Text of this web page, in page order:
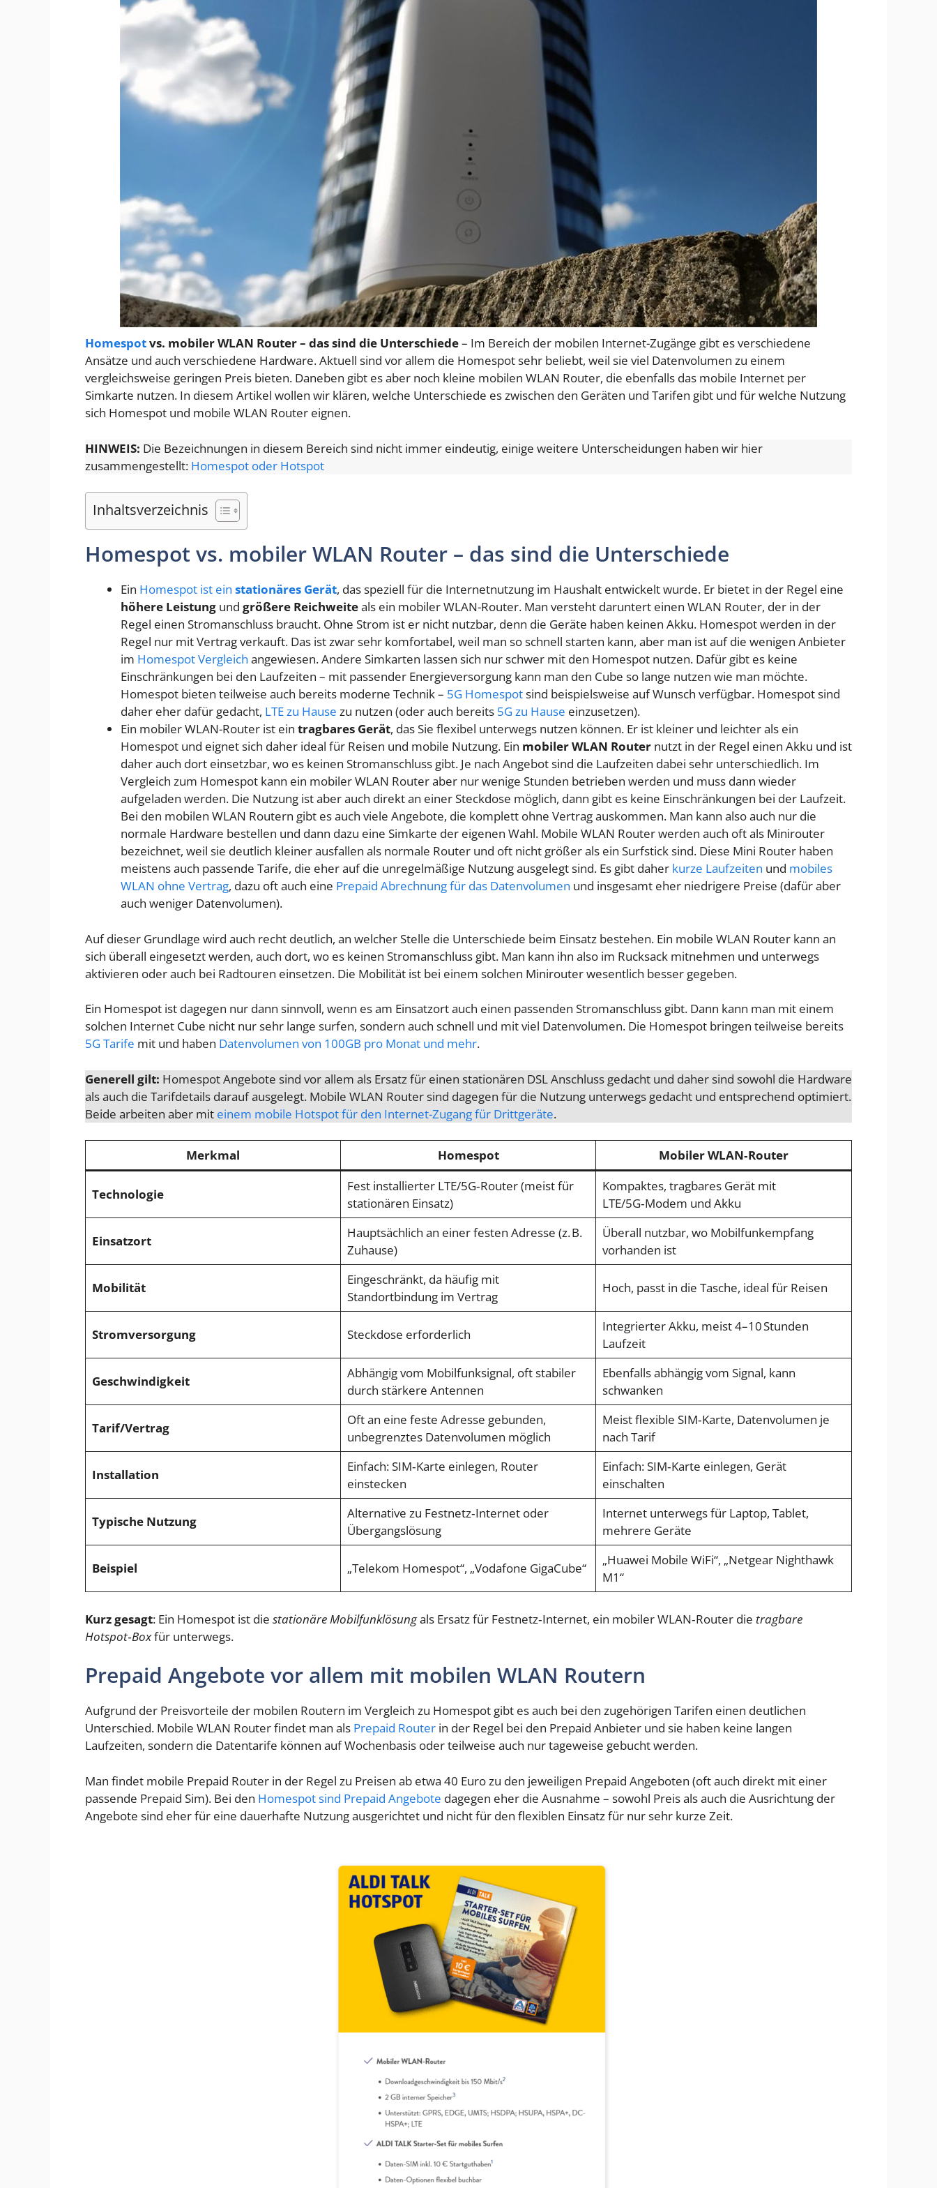
Homespotvs. mobiler WLAN Router – das sind die Unterschiede– Im Bereich der mobilen Internet-Zugänge gibt es verschiedene
Ansätze und auch verschiedene Hardware. Aktuell sind vor allem die Homespot sehr beliebt, weil sie viel Datenvolumen zu einem
vergleichsweise geringen Preis bieten. Daneben gibt es aber noch kleine mobilen WLAN Router, die ebenfalls das mobile Internet per
Simkarte nutzen. In diesem Artikel wollen wir klären, welche Unterschiede es zwischen den Geräten und Tarifen gibt und für welche Nutzung
sich Homespot und mobile WLAN Router eignen.
HINWEIS: Die Bezeichnungen in diesem Bereich sind nicht immer eindeutig, einige weitere Unterscheidungen haben wir hier
zusammengestellt: Homespot oder Hotspot
Inhaltsverzeichnis
Homespot vs. mobiler WLAN Router – das sind die Unterschiede
Ein Homespot ist ein stationäres Gerät, das speziell für die Internetnutzung im Haushalt entwickelt wurde. Er bietet in der Regel eine
höhere Leistung und größere Reichweiteals ein mobiler WLAN-Router. Man versteht daruntert einen WLAN Router, der in der
Regel einen Stromanschluss braucht. Ohne Strom ist er nicht nutzbar, denn die Geräte haben keinen Akku. Homespot werden in der
Regel nur mit Vertrag verkauft. Das ist zwar sehr komfortabel, weil man so schnell starten kann, aber man ist auf die wenigen Anbieter
im Homespot Vergleich angewiesen. Andere Simkarten lassen sich nur schwer mit den Homespot nutzen. Dafür gibt es keine
Einschränkungen bei den Laufzeiten – mit passender Energieversorgung kann man den Cube so lange nutzen wie man möchte.
Homespot bieten teilweise auch bereits moderne Technik – 5G Homespotsind beispielsweise auf Wunsch verfügbar. Homespot sind
daher eher dafür gedacht, LTE zu Hause zu nutzen (oder auch bereits 5G zu Hause einzusetzen).
Ein mobiler WLAN-Router ist ein tragbares Gerät, das Sie flexibel unterwegs nutzen können. Er ist kleiner und leichter als ein
Homespot und eignet sich daher ideal für Reisen und mobile Nutzung. Ein mobiler WLAN Router nutzt in der Regel einen Akku und ist
daher auch dort einsetzbar, wo es keinen Stromanschluss gibt. Je nach Angebot sind die Laufzeiten dabei sehr unterschiedlich. Im
Vergleich zum Homespot kann ein mobiler WLAN Router aber nur wenige Stunden betrieben werden und muss dann wieder
aufgeladen werden. Die Nutzung ist aber auch direkt an einer Steckdose möglich, dann gibt es keine Einschränkungen bei der Laufzeit.
Bei den mobilen WLAN Routern gibt es auch viele Angebote, die komplett ohne Vertrag auskommen. Man kann also auch nur die
normale Hardware bestellen und dann dazu eine Simkarte der eigenen Wahl. Mobile WLAN Router werden auch oft als Minirouter
bezeichnet, weil sie deutlich kleiner ausfallen als normale Router und oft nicht größer als ein Surfstick sind. Diese Mini Router haben
meistens auch passende Tarife, die eher auf die unregelmäßige Nutzung ausgelegt sind. Es gibt daher kurze Laufzeiten und mobiles
WLAN ohne Vertrag, dazu oft auch eine Prepaid Abrechnung für das Datenvolumen und insgesamt eher niedrigere Preise (dafür aber
auch weniger Datenvolumen).
Auf dieser Grundlage wird auch recht deutlich, an welcher Stelle die Unterschiede beim Einsatz bestehen. Ein mobile WLAN Router kann an
sich überall eingesetzt werden, auch dort, wo es keinen Stromanschluss gibt. Man kann ihn also im Rucksack mitnehmen und unterwegs
aktivieren oder auch bei Radtouren einsetzen. Die Mobilität ist bei einem solchen Minirouter wesentlich besser gegeben.
Ein Homespot ist dagegen nur dann sinnvoll, wenn es am Einsatzort auch einen passenden Stromanschluss gibt. Dann kann man mit einem
solchen Internet Cube nicht nur sehr lange surfen, sondern auch schnell und mit viel Datenvolumen. Die Homespot bringen teilweise bereits
5G Tarife mit und haben Datenvolumen von 100GB pro Monat und mehr.
Generell gilt: Homespot Angebote sind vor allem als Ersatz für einen stationären DSL Anschluss gedacht und daher sind sowohl die Hardware
als auch die Tarifdetails darauf ausgelegt. Mobile WLAN Router sind dagegen für die Nutzung unterwegs gedacht und entsprechend optimiert.
Beide arbeiten aber mit einem mobile Hotspot für den Internet-Zugang für Drittgeräte.
Merkmal Homespot Mobiler WLAN‑Router
Technologie
Fest installierter LTE/5G‑Router (meist für
stationären Einsatz)
Kompaktes, tragbares Gerät mit
LTE/5G‑Modem und Akku
Einsatzort
Hauptsächlich an einer festen Adresse (z. B.
Zuhause)
Überall nutzbar, wo Mobilfunkempfang
vorhanden ist
Mobilität
Eingeschränkt, da häufig mit
Standortbindung im Vertrag
Hoch, passt in die Tasche, ideal für Reisen
Stromversorgung Steckdose erforderlich
Integrierter Akku, meist 4–10 Stunden
Laufzeit
Geschwindigkeit
Abhängig vom Mobilfunksignal, oft stabiler
durch stärkere Antennen
Ebenfalls abhängig vom Signal, kann
schwanken
Tarif/Vertrag
Oft an eine feste Adresse gebunden,
unbegrenztes Datenvolumen möglich
Meist flexible SIM‑Karte, Datenvolumen je
nach Tarif
Installation
Einfach: SIM‑Karte einlegen, Router
einstecken
Einfach: SIM‑Karte einlegen, Gerät
einschalten
Typische Nutzung
Alternative zu Festnetz‑Internet oder
Übergangslösung
Internet unterwegs für Laptop, Tablet,
mehrere Geräte
Beispiel „Telekom Homespot“, „Vodafone GigaCube“
„Huawei Mobile WiFi“, „Netgear Nighthawk
M1“
Kurz gesagt: Ein Homespot ist die stationäre Mobilfunklösungals Ersatz für Festnetz‑Internet, ein mobiler WLAN‑Router die tragbare
Hotspot‑Boxfür unterwegs.
Prepaid Angebote vor allem mit mobilen WLAN Routern
Aufgrund der Preisvorteile der mobilen Routern im Vergleich zu Homespot gibt es auch bei den zugehörigen Tarifen einen deutlichen
Unterschied. Mobile WLAN Router findet man als Prepaid Router in der Regel bei den Prepaid Anbieter und sie haben keine langen
Laufzeiten, sondern die Datentarife können auf Wochenbasis oder teilweise auch nur tageweise gebucht werden.
Man findet mobile Prepaid Router in der Regel zu Preisen ab etwa 40 Euro zu den jeweiligen Prepaid Angeboten (oft auch direkt mit einer
passende Prepaid Sim). Bei den Homespot sind Prepaid Angebote dagegen eher die Ausnahme – sowohl Preis als auch die Ausrichtung der
Angebote sind eher für eine dauerhafte Nutzung ausgerichtet und nicht für den flexiblen Einsatz für nur sehr kurze Zeit.